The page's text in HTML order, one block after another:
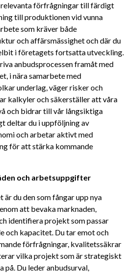
förfrågningar till färdigt
till produktionen vid vunna
som kräver både
och affärsmässighet och där du
i företagets fortsatta utveckling.
anbudsprocessen framåt med
i nära samarbete med
underlag, väger risker och
kalkyler och säkerställer att våra
och bidrar till vår långsiktiga
deltar du i uppföljning av
och arbetar aktivt med
för att stärka kommande
och arbetsuppgifter
du den som fångar upp nya
att bevaka marknaden,
identifiera projekt som passar
och kapacitet. Du tar emot och
förfrågningar, kvalitetssäkrar
vilka projekt som är strategiskt
på. Du leder anbudsurval,